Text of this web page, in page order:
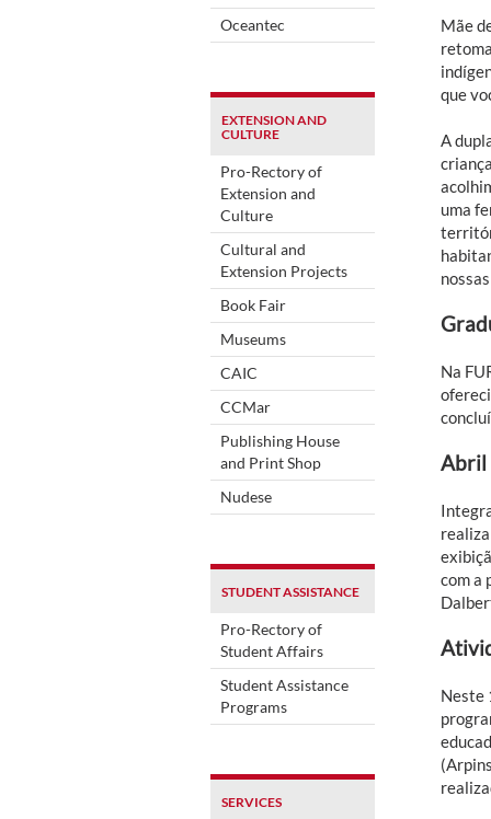
Oceantec
EXTENSION AND
CULTURE
Pro-Rectory of
Extension and
Culture
Cultural and
Extension Projects
Book Fair
Museums
CAIC
CCMar
Publishing House
and Print Shop
Nudese
STUDENT ASSISTANCE
Pro-Rectory of
Student Affairs
Student Assistance
Programs
SERVICES
Mãe
que
A
uma
Na
Abril
com a
Neste